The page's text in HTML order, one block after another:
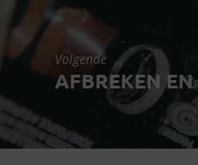
Volgende
AFBREKEN